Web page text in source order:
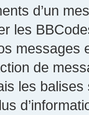
d’un
les
messages
de
les